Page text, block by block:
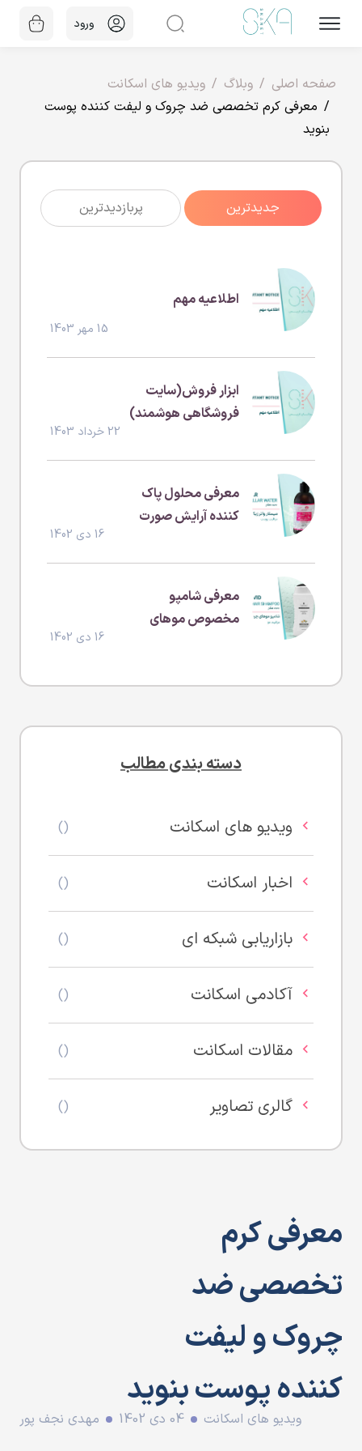
ورود
صفحه اصلی وبلاگ
ویدیو های اسکانت
معرفی کرم تخصصی ضد چروک و لیفت کننده پوست
بنوید
جدیدترین پربازدیدترین
اطلاعیه مهم
15 مهر 1403
ابزار فروش(سایت
فروشگاهی هوشمند)
22 خرداد 1403
معرفی محلول پاک
کننده آرایش صورت
پارابن )
16 دی 1402
معرفی شامپو
مخصوص موهای
16 دی 1402
دسته بندی مطالب
ویدیو های اسکانت ()
اخبار اسکانت ()
بازاریابی شبکه ای ()
آکادمی اسکانت ()
مقالات اسکانت ()
گالری تصاویر ()
معرفی کرم
تخصصی ضد
چروک و لیفت
کننده پوست بنوید
ویدیو های اسکانت 04 دی 1402 مهدی نجف پور